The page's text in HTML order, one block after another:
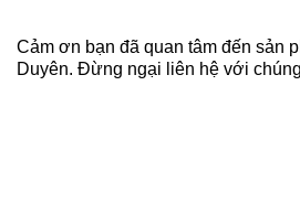
Cảm ơn bạn đã quan tâm đến sản
Duyên. Đừng ngại liên hệ với